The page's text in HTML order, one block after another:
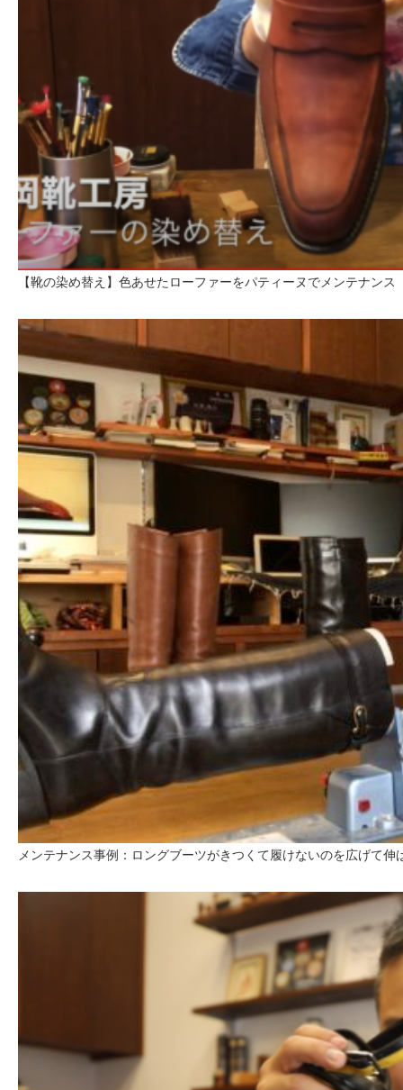
【靴の染め替え】色あせたローファーをパティーヌでメンテナンス
メンテナンス事例：ロングブーツがきつくて履けないのを広げて伸